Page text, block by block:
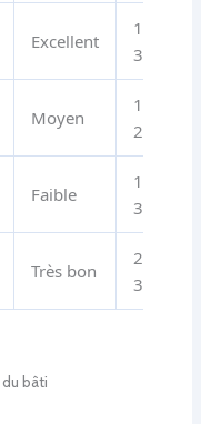
Excellent
16 € à
33 €
Moyen
12 € à
25 €
Faible
15 € à
30 €
Très bon
22 € à
35 €
bâti